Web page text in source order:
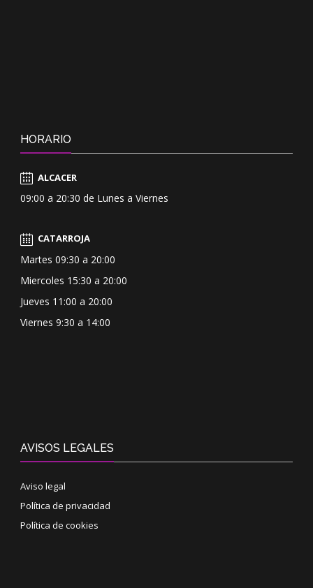
HORARIO
ALCACER
09:00 a 20:30 de Lunes a Viernes
CATARROJA
Martes 09:30 a 20:00
Miercoles 15:30 a 20:00
Jueves 11:00 a 20:00
Viernes 9:30 a 14:00
AVISOS LEGALES
Aviso legal
Política de privacidad
Política de cookies